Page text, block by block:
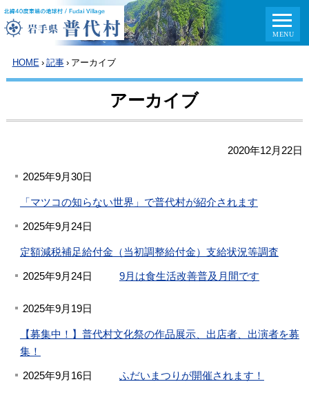
HOME › 記事 › アーカイブ
アーカイブ
2020年12月22日
2025年9月30日
「マツコの知らない世界」で普代村が紹介されます
2025年9月24日
定額減税補足給付金（当初調整給付金）支給状況等調査
2025年9月24日 9月は食生活改善普及月間です
2025年9月19日
【募集中！】普代村文化祭の作品展示、出店者、出演者を募
集！
2025年9月16日 ふだいまつりが開催されます！